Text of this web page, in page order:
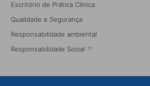
Escritório de Prática Clínica
Qualidade e Segurança
Responsabilidade ambiental
Responsabilidade Social